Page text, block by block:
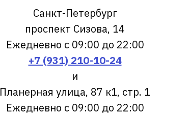
Санкт-Петербург
проспект Сизова, 14
Ежедневно с 09:00 до 22:00
+7 (931) 210-10-24
и
Планерная улица, 87 к1, стр. 1
Ежедневно с 09:00 до 22:00